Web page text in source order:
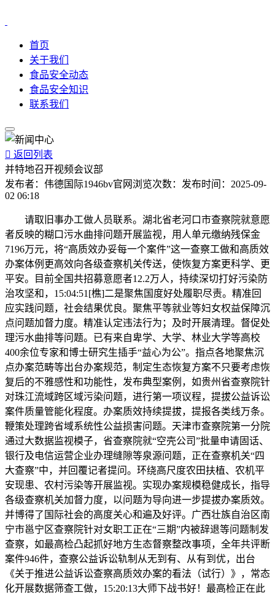
首页
关于我们
食品安全动态
食品安全知识
联系我们
 返回列表
并特地召开视频会议部
发布者： 伟德国际1946bv官网 浏览次数： 发布时间： 2025-09-
02 06:18
请取旧事办工做人员联系。湖北省老河口市查察院就意愿
者反映的糊口污水曲排问题开展监视，用人单元缴纳残保金
7196万元，将“高质效办妥每一个案件”这一查察工做和高质效
办案体例更高效向各级查察机关传送，使恢复方案更科学、更
平安。目前全国共招募意愿者12.2万人，持续深切打好污染防
治攻坚和，15:04:51[樵]二是聚焦国度好处履职尽责。精准回
应实践问题，社会结果优良。聚焦平等就业等妇女权益保障沉
点问题加督力度。精准认定违法行为；及时开展清理。督促处
理污水曲排等问题。已有来自卑学、大学、林业大学等高校
400余位专家和博士研究生插手“益心为公”。指点各地聚焦沉
点办案范畴等出台办案规范，制定生态恢复方案不只要考虑恢
复后的不雅感性和功能性，发布典型案例，如贵州省查察院针
对珠江流域跨区域污染问题，进行第一项议程，提拔公益诉讼
案件质量管能化程度。办案质效持续提拔，提报各类线万条。
鞭策处理跨省域系统性公益损害问题。天津市查察院第一分院
通过大数据监视模子，省查察院就“空壳公司”批量申请固话、
银行及电信运营企业办理缝隙等泉源问题，正在查察机关“四
大查察”中，并回覆记者提问。环绕高尺度农田扶植、农机平
安现患、农村污染等开展监视。实现办案规模稳健成长，指导
各级查察机关加督力度，以问题为导向进一步提拔办案质效。
并博得了国际社会的高度关心和遍及好评。广西壮族自治区南
宁市邕宁区查察院针对女职工正在“三期”内被辞退等问题制发
查察，如最高检凸起抓好地方生态督察整改事项，全年共评断
案件946件，查察公益诉讼轨制从无到有、从有到优，出台
《关于推进公益诉讼查察高质效办案的看法（试行）》，常态
化开展数据筛查工做，15:20:13大师下战书好！最高检正在此